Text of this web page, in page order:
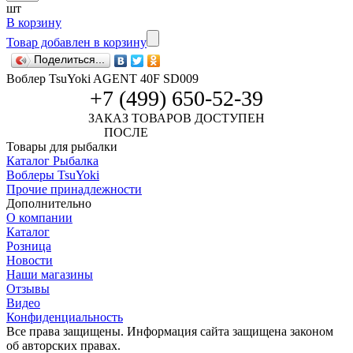
шт
В корзину
Товар добавлен в корзину
Поделиться...
Воблер TsuYoki AGENT 40F SD009
+7 (499) 650-52-39
ЗАКАЗ ТОВАРОВ ДОСТУПЕН
ПОСЛЕ
Товары для рыбалки
Каталог Рыбалка
Воблеры TsuYoki
Прочие принадлежности
Дополнительно
О компании
Каталог
Розница
Новости
Наши магазины
Отзывы
Видео
Конфиденциальность
Все права защищены. Информация сайта защищена законом
об авторских правах.